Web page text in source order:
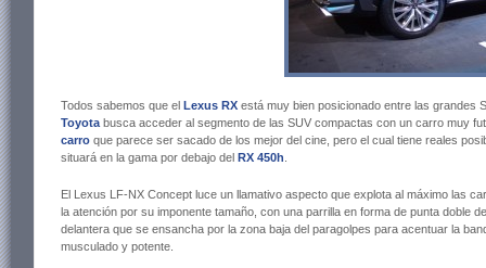
Todos sabemos que el Lexus RX está muy bien posicionado entre las grandes
Toyota busca acceder al segmento de las SUV compactas con un carro muy
carro que parece ser sacado de los mejor del cine, pero el cual tiene reales
situará en la gama por debajo del RX 450h
El Lexus LF-NX Concept luce un llamativo aspecto que explota al máximo las
la atención por su imponente tamaño, con una parrilla en forma de punta doble
delantera que se ensancha por la zona baja del paragolpes para acentuar la
musculado y potente.